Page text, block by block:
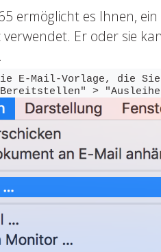
ermöglicht es Ihnen,
verwendet. Er oder sie
E-Mail-Vorlage, die Sie